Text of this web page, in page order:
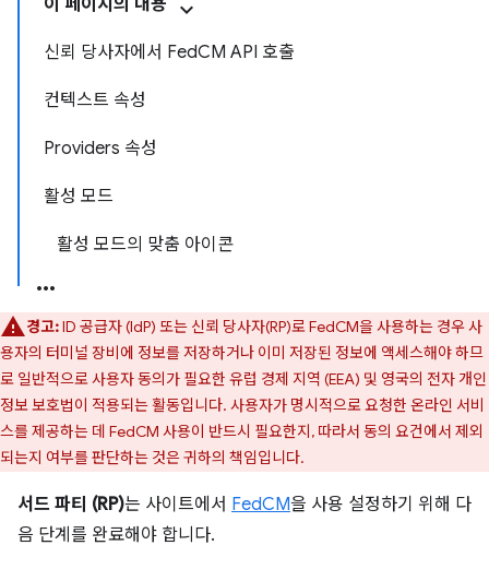
이 페이지의 내용
신뢰 당사자에서 FedCM API 호출
컨텍스트 속성
Providers 속성
활성 모드
활성 모드의 맞춤 아이콘
경고:ID 공급자 (IdP) 또는 신뢰 당사자(RP)로 FedCM을 사용하는 경우 사
용자의 터미널 장비에 정보를 저장하거나 이미 저장된 정보에 액세스해야 하므
로 일반적으로 사용자 동의가 필요한 유럽 경제 지역 (EEA) 및 영국의 전자 개인
정보 보호법이 적용되는 활동입니다. 사용자가 명시적으로 요청한 온라인 서비
스를 제공하는 데 FedCM 사용이 반드시 필요한지, 따라서 동의 요건에서 제외
되는지 여부를 판단하는 것은 귀하의 책임입니다.
서드 파티 (RP)는 사이트에서 FedCM을 사용 설정하기 위해 다
음 단계를 완료해야 합니다.